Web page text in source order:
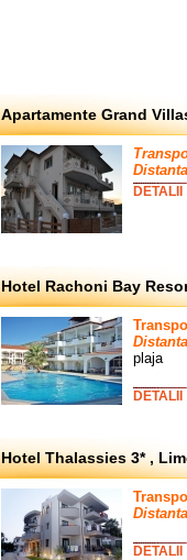
Apartamente Grand
DETALII
Hotel Rachoni Bay
plaja
DETALII
Hotel Thalassies 3* ,
DETALII